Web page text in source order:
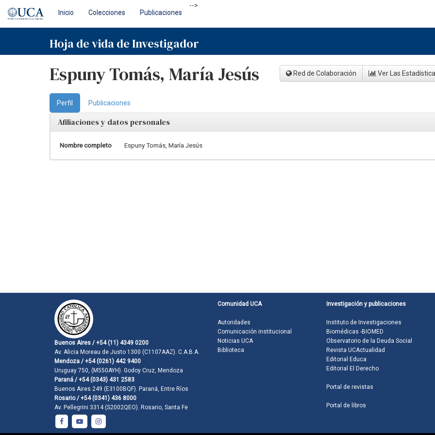
navigation
Inicio Colecciones Publicaciones
-->
Hoja de vida de Investigador
Espuny Tomás, María Jesús Red de Colaboración Ver Las
Perfil Publicaciones
Afiliaciones y datos personales
Nombre completo Espuny Tomás, María Jesús
Buenos Aires / +54 (11) 4349 0200
Av. Alicia Moreau de Justo 1300 (C1107AAZ). C.A.B.A.
Mendoza / +54 (0261) 442 9400
Uruguay 750, (M550AYH). Godoy Cruz, Mendoza
Paraná / +54 (0343) 431 2583
Buenos Aires 249 (E3100BQF). Paraná, Entre Ríos
Rosario / +54 (0341) 436 8000
Av. Pellegrini 3314 (S2002QEO). Rosario, Santa Fe
Comunidad UCA
Autoridades
Comunicación institucional
Noticias UCA
Biblioteca
Investigación y publicaciones
Instituto de Investigaciones
Biomédicas -BIOMED
Observatorio de la Deuda Social
Revista UCActualidad
Editorial Educa
Editorial El Derecho
Portal de revistas
Portal de libros